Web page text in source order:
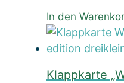
In den
Klappkarte